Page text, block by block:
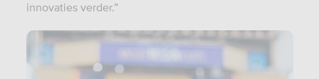
innovaties verder.”